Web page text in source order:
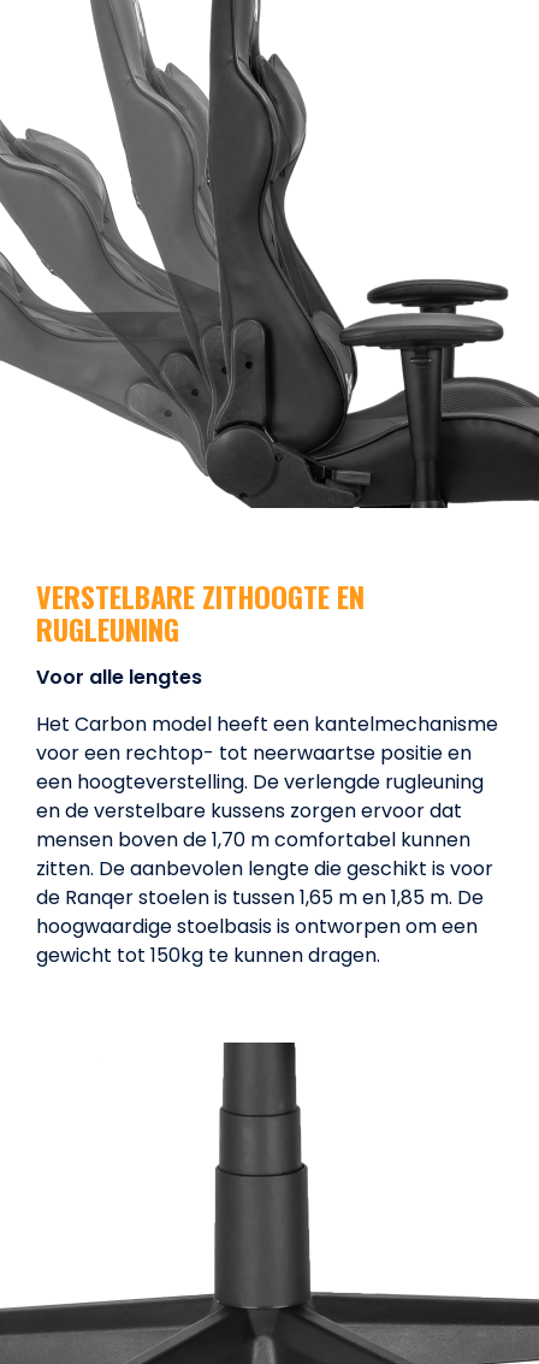
VERSTELBARE ZITHOOGTE EN
RUGLEUNING
Voor alle lengtes
Het Carbon model heeft een kantelmechanisme
voor een rechtop- tot neerwaartse positie en
een hoogteverstelling. De verlengde rugleuning
en de verstelbare kussens zorgen ervoor dat
mensen boven de 1,70 m comfortabel kunnen
zitten. De aanbevolen lengte die geschikt is voor
de Ranqer stoelen is tussen 1,65 m en 1,85 m. De
hoogwaardige stoelbasis is ontworpen om een
gewicht tot 150kg te kunnen dragen.